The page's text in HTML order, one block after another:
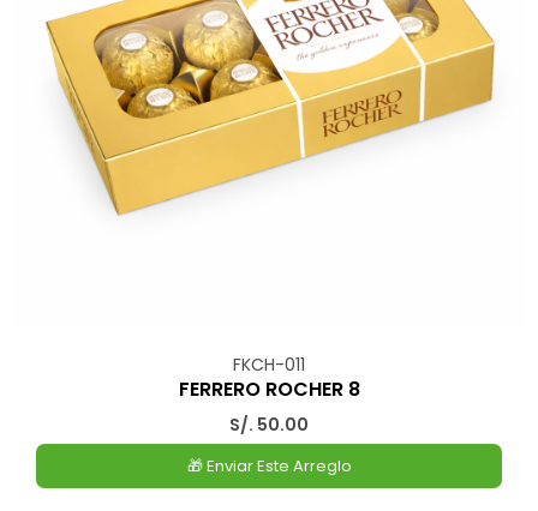
FKCH-011
FERRERO ROCHER 8
S/. 50.00
🎁 Enviar Este Arreglo